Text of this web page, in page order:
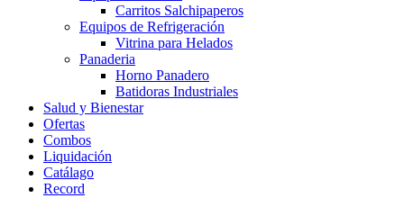
Carritos Salchipaperos
Equipos de Refrigeración
Vitrina para Helados
Panaderia
Horno Panadero
Batidoras Industriales
Salud y Bienestar
Ofertas
Combos
Liquidación
Catálago
Record